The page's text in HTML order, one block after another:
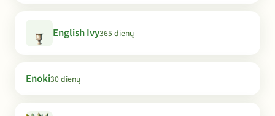
English Ivy365 dienų
Enoki30 dienų